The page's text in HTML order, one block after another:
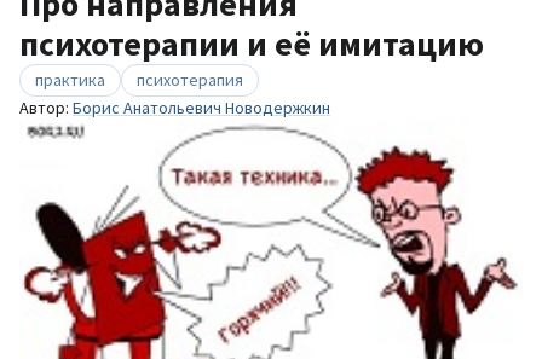
психотерапии и её имитацию
практика
психотерапия
Автор: Борис Анатольевич Новодержкин